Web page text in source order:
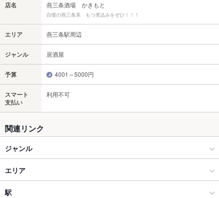
店名 燕三条酒場 かきもと
自慢の燕三条系 もつ煮込みをぜひ！！！
エリア 燕三条駅周辺
ジャンル 居酒屋
予算 4001～5000円
スマート
支払い
利用不可
関連リンク
ジャンル
居酒屋
創作
エリア
燕三条駅周辺
駅